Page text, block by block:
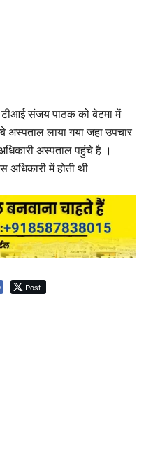
टीआई संजय पाठक को बेटमा में
अस्पताल लाया गया जहा उपचार
अस्पताल पहुंचे है ।
में होती थी
Post